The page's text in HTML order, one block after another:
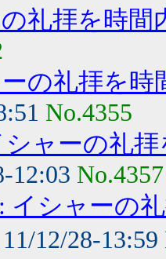
礼拝を時間
の礼拝を
No.4355
シャーの礼
12:03 No.4357
イシャーの
11/12/28-13:59